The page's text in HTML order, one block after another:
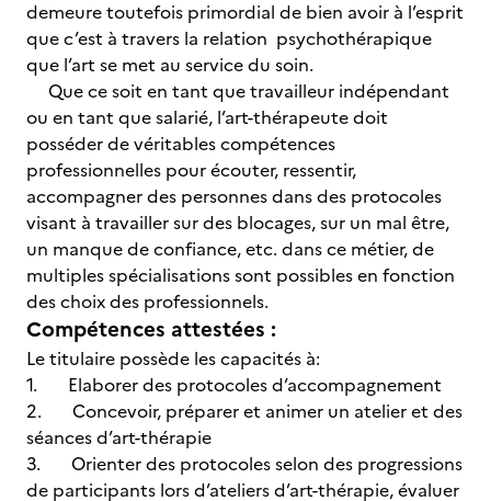
demeure toutefois primordial de bien avoir à l’esprit
que c’est à travers la relation psychothérapique
que l’art se met au service du soin.
Que ce soit en tant que travailleur indépendant
ou en tant que salarié, l’art-thérapeute doit
posséder de véritables compétences
professionnelles pour écouter, ressentir,
accompagner des personnes dans des protocoles
visant à travailler sur des blocages, sur un mal être,
un manque de confiance, etc. dans ce métier, de
multiples spécialisations sont possibles en fonction
des choix des professionnels.
Compétences attestées :
Le titulaire possède les capacités à:
1. Elaborer des protocoles d’accompagnement
2. Concevoir, préparer et animer un atelier et des
séances d’art-thérapie
3. Orienter des protocoles selon des progressions
de participants lors d’ateliers d’art-thérapie, évaluer